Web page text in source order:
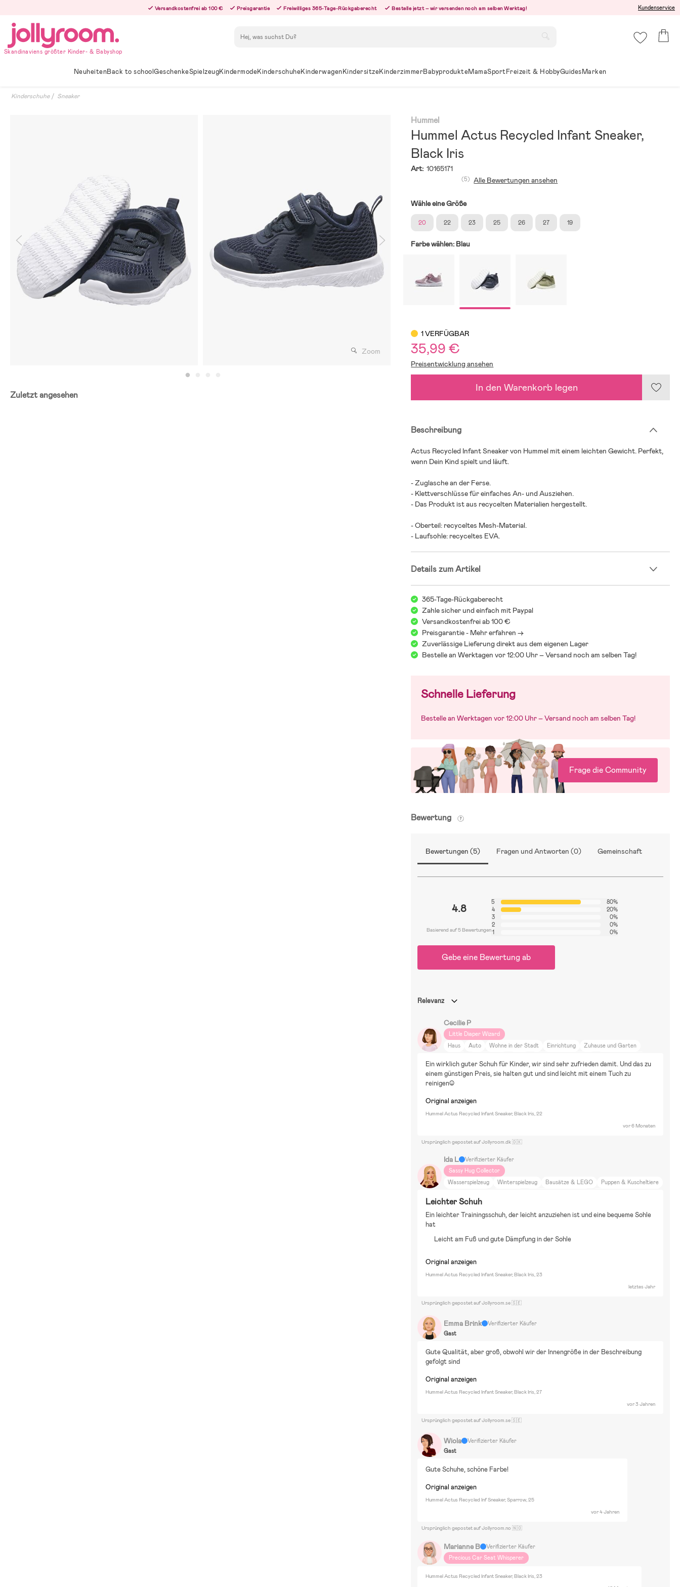
innehållet
Versandkostenfrei ab 100 € Preisgarantie Freiwilliges 365-Tage-Rückgaberecht Bestelle jetzt – wir versenden noch am selben Werktag! Kundenservice
Skandinaviens größter Kinder- & Babyshop
NeuheitenBack to schoolGeschenkeSpielzeugKindermodeKinderschuheKinderwagenKindersitzeKinderzimmerBabyprodukteMamaSportFreizeit & HobbyGuidesMarken
Kinderschuhe Sneaker
Zoom
Zuletzt angesehen
Hummel
Hummel Actus Recycled Infant Sneaker,
Black Iris
Art: 10165171
(5) Alle Bewertungen ansehen
Wähle eine Größe
20 22 23 25 26 27 19
Farbe wählen: Blau
1 VERFÜGBAR
35,99 €
Preisentwicklung ansehen
In den Warenkorb legen
Beschreibung
Actus Recycled Infant Sneaker von Hummel mit einem leichten Gewicht. Perfekt,
wenn Dein Kind spielt und läuft.
- Zuglasche an der Ferse.
- Klettverschlüsse für einfaches An- und Ausziehen.
- Das Produkt ist aus recycelten Materialien hergestellt.
- Oberteil: recyceltes Mesh-Material.
- Laufsohle: recyceltes EVA.
Details zum Artikel
365-Tage-Rückgaberecht
Zahle sicher und einfach mit Paypal
Versandkostenfrei ab 100 €
Preisgarantie - Mehr erfahren ->
Zuverlässige Lieferung direkt aus dem eigenen Lager
Bestelle an Werktagen vor 12:00 Uhr – Versand noch am selben Tag!
Schnelle Lieferung
Bestelle an Werktagen vor 12:00 Uhr – Versand noch am selben Tag!
Frage die Community
Bewertung
Bewertungen (5) Fragen und Antworten (0) Gemeinschaft
4.8
Basierend auf 5 Bewertungen
5
80%
4
20%
3
0%
2
0%
1
0%
Gebe eine Bewertung ab
Relevanz
Cecilie P
Little Diaper Wizard
Haus
Auto Wohne in der Stadt Einrichtung
Zuhause und Garten
Spiele
Ein wirklich guter Schuh für Kinder, wir sind sehr zufrieden damit. Und das zu
einem günstigen Preis, sie halten gut und sind leicht mit einem Tuch zu
reinigen☺️
Original anzeigen
Hummel Actus Recycled Infant Sneaker, Black Iris, 22
vor 6 Monaten
Ursprünglich gepostet auf Jollyroom.dk 🇩🇰
Ida L
Verifizierter Käufer
Sassy Hug Collector
Wasserspielzeug
Winterspielzeug Bausätze & LEGO
Puppen & Kuscheltiere
Pettersson und Findus
Essen und Trinken
Zuhause und Garten Einrichtung
Film und Literatur
Leichter Schuh
Ein leichter Trainingsschuh, der leicht anzuziehen ist und eine bequeme Sohle
hat
Leicht am Fuß und gute Dämpfung in der Sohle
Original anzeigen
Hummel Actus Recycled Infant Sneaker, Black Iris, 23
letztes Jahr
Ursprünglich gepostet auf Jollyroom.se 🇸🇪
Emma Brink
Verifizierter Käufer
Gast
Gute Qualität, aber groß, obwohl wir der Innengröße in der Beschreibung
gefolgt sind
Original anzeigen
Hummel Actus Recycled Infant Sneaker, Black Iris, 27
vor 3 Jahren
Ursprünglich gepostet auf Jollyroom.se 🇸🇪
Wiola
Verifizierter Käufer
Gast
Gute Schuhe, schöne Farbe!
Original anzeigen
Hummel Actus Recycled Inf Sneaker, Sparrow, 25
vor 4 Jahren
Ursprünglich gepostet auf Jollyroom.no 🇳🇴
Marianne B
Verifizierter Käufer
Precious Car Seat Whisperer
Hummel Actus Recycled Infant Sneaker, Black Iris, 23